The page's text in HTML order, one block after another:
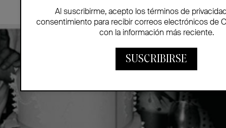
Al suscribirme, acepto los términos de
consentimiento para recibir correos electrónicos de
con la información más reciente.
SUSCRIBIRSE